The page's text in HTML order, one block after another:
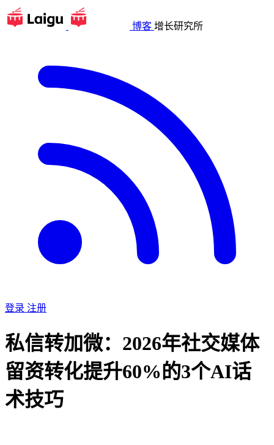
博客 增长研究所
登录 注册
私信转加微：2026年社交媒体
留资转化提升60%的3个AI话
术技巧